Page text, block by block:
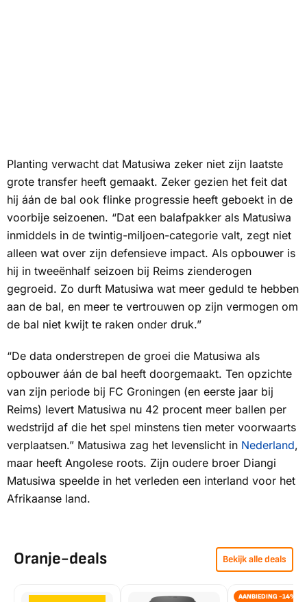
Planting verwacht dat Matusiwa zeker niet zijn laatste
grote transfer heeft gemaakt. Zeker gezien het feit dat
hij áán de bal ook flinke progressie heeft geboekt in de
voorbije seizoenen. “Dat een balafpakker als Matusiwa
inmiddels in de twintig-miljoen-categorie valt, zegt niet
alleen wat over zijn defensieve impact. Als opbouwer is
hij in tweeënhalf seizoen bij Reims zienderogen
gegroeid. Zo durft Matusiwa wat meer geduld te hebben
aan de bal, en meer te vertrouwen op zijn vermogen om
de bal niet kwijt te raken onder druk.”
“De data onderstrepen de groei die Matusiwa als
opbouwer áán de bal heeft doorgemaakt. Ten opzichte
van zijn periode bij FC Groningen (en eerste jaar bij
Reims) levert Matusiwa nu 42 procent meer ballen per
wedstrijd af die het spel minstens tien meter voorwaarts
verplaatsen.” Matusiwa zag het levenslicht in Nederland,
maar heeft Angolese roots. Zijn oudere broer Diangi
Matusiwa speelde in het verleden een interland voor het
Afrikaanse land.
Oranje-deals Bekijk alle deals
AANBIEDING -14%